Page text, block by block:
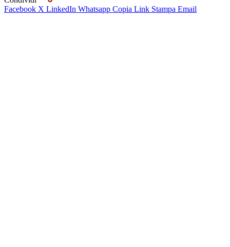
Facebook X LinkedIn Whatsapp Copia Link Stampa Email